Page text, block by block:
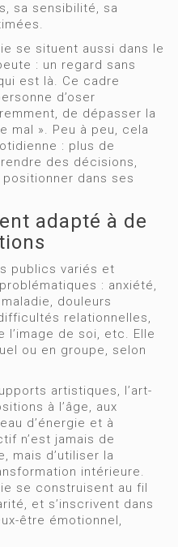
sa sensibilité, sa
se situent aussi dans le
: un regard sans
est là. Ce cadre
d’oser
de dépasser la
mal ». Peu à peu, cela
: plus de
des décisions,
dans ses
adapté à de
publics variés et
: anxiété,
douleurs
relationnelles,
l’image de soi, etc. Elle
ou en groupe, selon
artistiques, l’art-
à l’âge, aux
d’énergie et à
n’est jamais de
mais d’utiliser la
intérieure.
se construisent au fil
et s’inscrivent dans
être émotionnel,